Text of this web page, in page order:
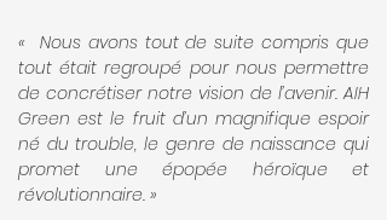
« Nous avons tout de suite compris que
tout était regroupé pour nous permettre
de concrétiser notre vision de l’avenir. AIH
Green est le fruit d’un magnifique espoir
né du trouble, le genre de naissance qui
promet une épopée héroïque et
révolutionnaire. »